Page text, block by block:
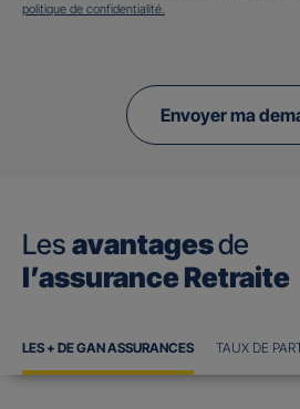
politique de confidentialité.
Envoyer ma
Les avantagesde
l’assurance Retraite
LES + DE GAN ASSURANCES TAUX DE